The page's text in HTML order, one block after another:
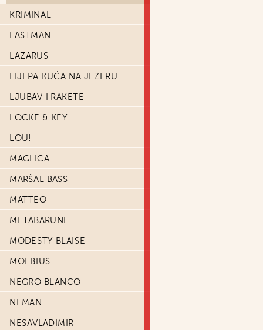
KRIMINAL
LASTMAN
LAZARUS
LIJEPA KUĆA NA JEZERU
LJUBAV I RAKETE
LOCKE & KEY
LOU!
MAGLICA
MARŠAL BASS
MATTEO
METABARUNI
MODESTY BLAISE
MOEBIUS
NEGRO BLANCO
NEMAN
NESAVLADIMIR